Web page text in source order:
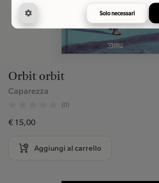
Orbit orbit
Caparezza
(0)
€ 15,00
Aggiungi al carrello
Solo necessari